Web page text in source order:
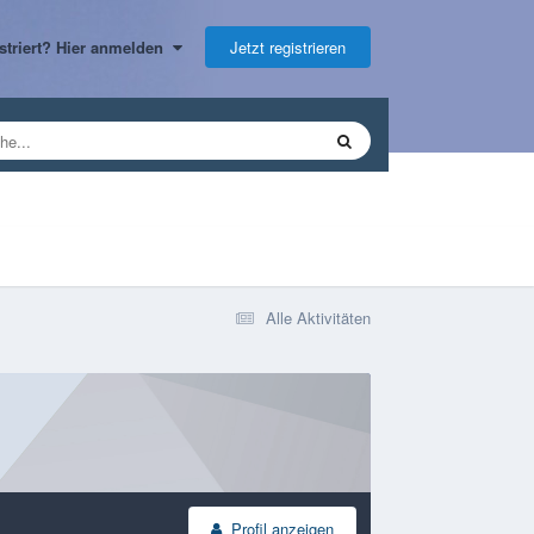
Hier anmelden Jetzt registrieren
Alle Aktivitäten
Profil anzeigen